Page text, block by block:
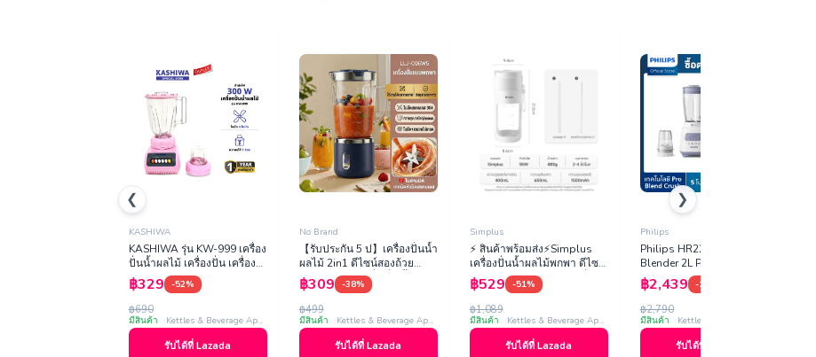
❮
KASHIWA
KASHIWA รุ่น KW-999 เครื่อง
ปั่นน้ำผลไม้ เครื่องปั่น เครื่อง
บดสับ ปรับความเร็วได้ 4
ระดับ ใบมีดสเ…
฿329 -52%
฿690
มีสินค้า Kettles & Beverage Appliances
รับได้ที่ Lazada
No Brand
【รับประกัน 5 ป】เครื่องปั่นน้ำ
ผลไม้ 2in1 ดีไซน์สองถ้วย
พกพา มัลติฟังก์ชั่น ปั่นน้ำแข็ง
ได้ คั้นน้ำผ…
฿309 -38%
฿499
มีสินค้า Kettles & Beverage Appliances
รับได้ที่ Lazada
Simplus
⚡️ สินค้าพร้อมส่ง⚡Simplus
เครื่องปั่นน้ำผลไม้พกพา ดีไซน์
กะทัดรัด พกพา มัลติฟังก์ชั่น ไร้
สายปั่นน้…
฿529 -51%
฿1,089
มีสินค้า Kettles & Beverage Appliances
รับได้ที่ Lazada
Philips
Philips HR2223 เครื่องปั่น
Blender 2L ProBlend – 40%
Finer Ice Crushing 2x Faster
700w รับประกัน …
฿2,439 -12%
฿2,790
มีสินค้า
รับได้ที่ Lazada
❯